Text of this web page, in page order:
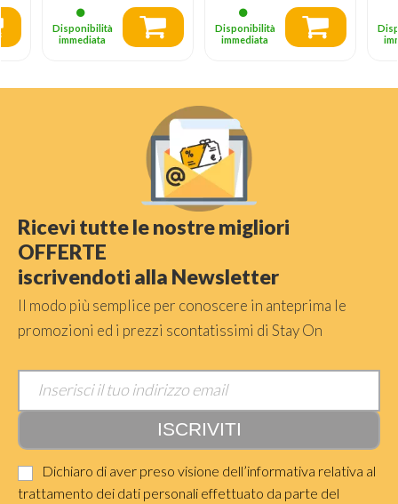
Disponibilità
immediata
Disponibilità
immediata
Ricevi tutte le nostre migliori
OFFERTE
iscrivendoti alla Newsletter
Il modo più semplice per conoscere in anteprima le
promozioni ed i prezzi scontatissimi di Stay On
Dichiaro di aver preso visione dell’informativa relativa al
trattamento dei dati personali effettuato da parte del